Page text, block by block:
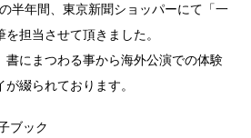
半年間、東京新聞ショッパーにて「一
担当させて頂きました。
書にまつわる事から海外公演での体験
綴られております。
ブック